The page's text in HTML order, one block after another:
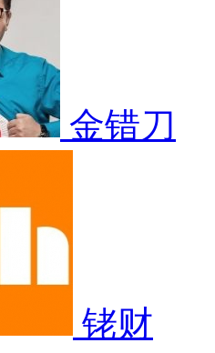
金错刀
铑财